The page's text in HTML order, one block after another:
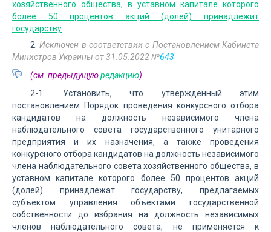
хозяйственного общества, в уставном капитале которого
более 50 процентов акций (долей) принадлежит
государству
2.Исключен в соответствии с Постановлением Кабинета
Министров Украины от 31.05.2022 №643
(см. предыдущуюредакцию)
2-1. Установить, что утвержденный этим
постановлением Порядок проведения конкурсного отбора
кандидатов на должность независимого члена
наблюдательного совета государственного унитарного
предприятия и их назначения, а также проведения
конкурсного отбора кандидатов на должность независимого
члена наблюдательного совета хозяйственного общества, в
уставном капитале которого более 50 процентов акций
(долей) принадлежат государству, предлагаемых
субъектом управления объектами государственной
собственности до избрания на должность независимых
членов наблюдательного совета, не применяется к